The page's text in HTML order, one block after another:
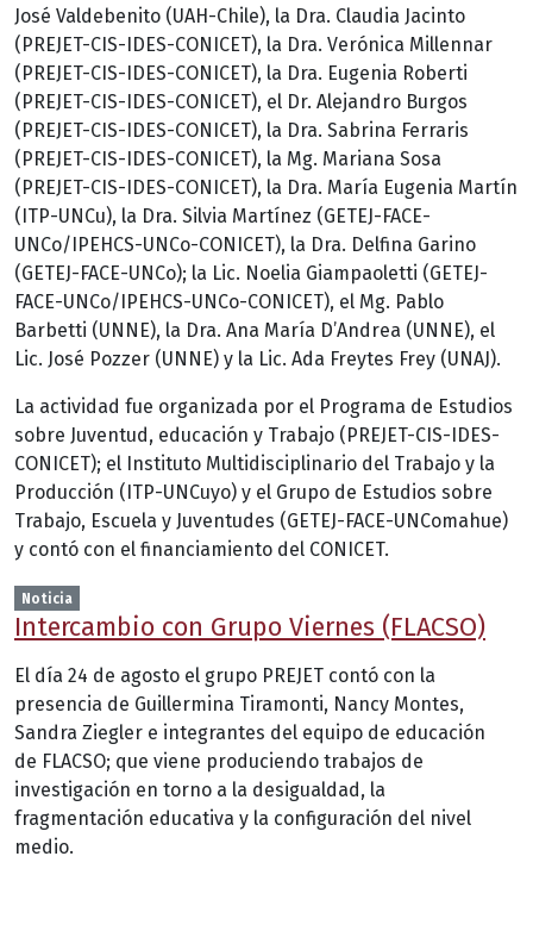
José Valdebenito (UAH-Chile), la Dra. Claudia Jacinto
(PREJET-CIS-IDES-CONICET), la Dra. Verónica Millennar
(PREJET-CIS-IDES-CONICET), la Dra. Eugenia Roberti
(PREJET-CIS-IDES-CONICET), el Dr. Alejandro Burgos
(PREJET-CIS-IDES-CONICET), la Dra. Sabrina Ferraris
(PREJET-CIS-IDES-CONICET), la Mg. Mariana Sosa
(PREJET-CIS-IDES-CONICET), la Dra. María Eugenia Martín
(ITP-UNCu), la Dra. Silvia Martínez (GETEJ-FACE-
UNCo/IPEHCS-UNCo-CONICET), la Dra. Delfina Garino
(GETEJ-FACE-UNCo); la Lic. Noelia Giampaoletti (GETEJ-
FACE-UNCo/IPEHCS-UNCo-CONICET), el Mg. Pablo
Barbetti (UNNE), la Dra. Ana María D’Andrea (UNNE), el
Lic. José Pozzer (UNNE) y la Lic. Ada Freytes Frey (UNAJ).
La actividad fue organizada por el Programa de Estudios
sobre Juventud, educación y Trabajo (PREJET-CIS-IDES-
CONICET); el Instituto Multidisciplinario del Trabajo y la
Producción (ITP-UNCuyo) y el Grupo de Estudios sobre
Trabajo, Escuela y Juventudes (GETEJ-FACE-UNComahue)
y contó con el financiamiento del CONICET.
Noticia
Intercambio con Grupo Viernes (FLACSO)
El día 24 de agosto el grupo PREJET contó con la
presencia de Guillermina Tiramonti, Nancy Montes,
Sandra Ziegler e integrantes del equipo de educación
de FLACSO; que viene produciendo trabajos de
investigación en torno a la desigualdad, la
fragmentación educativa y la configuración del nivel
medio.